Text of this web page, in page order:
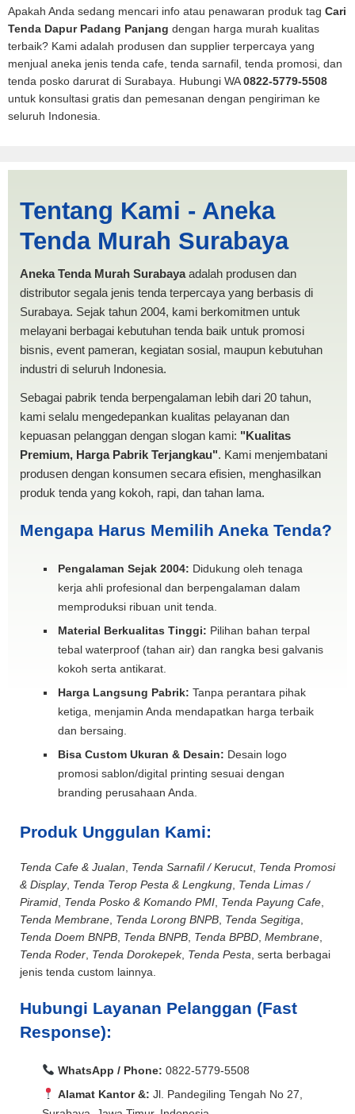
Apakah Anda sedang mencari info atau penawaran produk tag Cari
Tenda Dapur Padang Panjang dengan harga murah kualitas
terbaik? Kami adalah produsen dan supplier terpercaya yang
menjual aneka jenis tenda cafe, tenda sarnafil, tenda promosi, dan
tenda posko darurat di Surabaya. Hubungi WA0822-5779-5508
untuk konsultasi gratis dan pemesanan dengan pengiriman ke
seluruh Indonesia.
Panjang | PRODUKSI ANEKA
TENDA MURAH
Tentang Kami - Aneka
Tenda Murah Surabaya
Aneka Tenda Murah Surabayaadalah produsen dan
distributor segala jenis tenda terpercaya yang berbasis di
Surabaya. Sejak tahun 2004, kami berkomitmen untuk
melayani berbagai kebutuhan tenda baik untuk promosi
bisnis, event pameran, kegiatan sosial, maupun kebutuhan
industri di seluruh Indonesia.
Sebagai pabrik tenda berpengalaman lebih dari 20 tahun,
kami selalu mengedepankan kualitas pelayanan dan
kepuasan pelanggan dengan slogan kami: "Kualitas
Premium, Harga Pabrik Terjangkau". Kami menjembatani
produsen dengan konsumen secara efisien, menghasilkan
produk tenda yang kokoh, rapi, dan tahan lama.
Mengapa Harus Memilih Aneka Tenda?
Pengalaman Sejak 2004: Didukung oleh tenaga
kerja ahli profesional dan berpengalaman dalam
memproduksi ribuan unit tenda.
Material Berkualitas Tinggi: Pilihan bahan terpal
tebal waterproof (tahan air) dan rangka besi galvanis
kokoh serta antikarat.
Harga Langsung Pabrik: Tanpa perantara pihak
ketiga, menjamin Anda mendapatkan harga terbaik
dan bersaing.
Bisa Custom Ukuran & Desain: Desain logo
promosi sablon/digital printing sesuai dengan
branding perusahaan Anda.
Produk Unggulan Kami:
Tenda Cafe & Jualan Tenda Sarnafil / Kerucut, Tenda Promosi
& Display, Tenda Terop Pesta & Lengkung Tenda Limas /
Piramid Tenda Posko & Komando PMI Tenda Payung Cafe
Tenda Membrane Tenda Lorong BNPB Tenda Segitiga
Tenda Doem BNPB Tenda BNPB Tenda BPBD Membrane
Tenda Roder Tenda Dorokepek, Tenda Pesta , serta berbagai
jenis tenda custom lainnya.
Hubungi Layanan Pelanggan (Fast
Response):
WhatsApp / Phone: 0822-5779-5508
Alamat Kantor &: Jl. Pandegiling Tengah No 27,